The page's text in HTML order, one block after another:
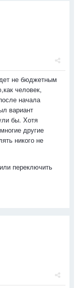
не бюджетным
человек,
начала
вариант
бы. Хотя
другие
никого не
переключить